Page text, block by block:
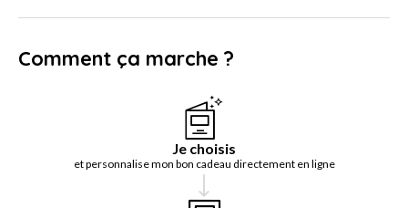
Comment ça marche ?
Je choisis
et personnalise mon bon cadeau directement en ligne